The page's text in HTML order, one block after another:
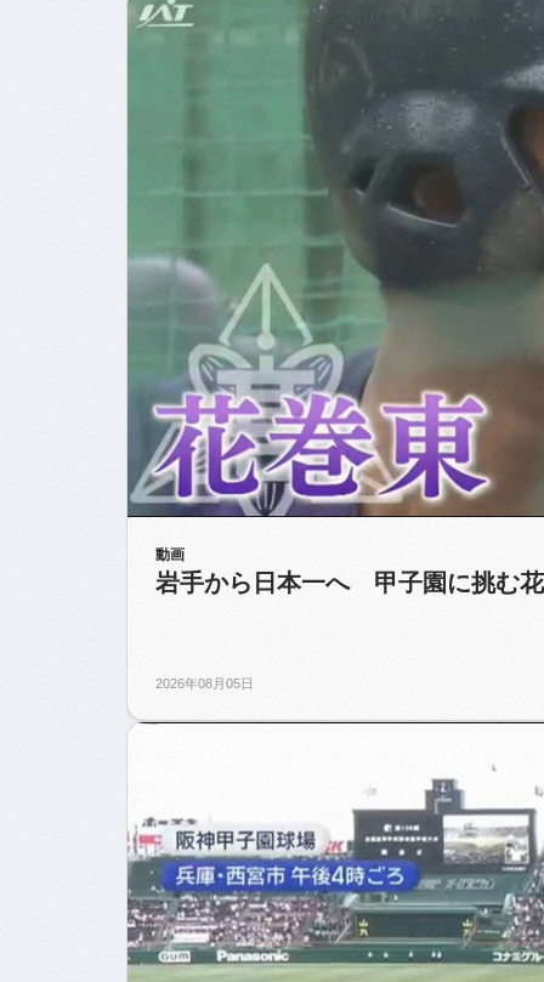
動画
岩手から日本一へ 甲子園に挑む
2026年08月05日